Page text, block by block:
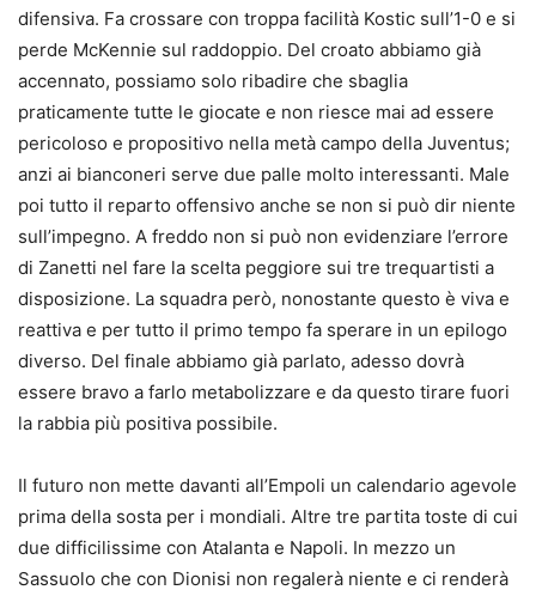
difensiva. Fa crossare con troppa facilità Kostic sull’1-0 e si
perde McKennie sul raddoppio. Del croato abbiamo già
accennato, possiamo solo ribadire che sbaglia
praticamente tutte le giocate e non riesce mai ad essere
pericoloso e propositivo nella metà campo della Juventus;
anzi ai bianconeri serve due palle molto interessanti. Male
poi tutto il reparto offensivo anche se non si può dir niente
sull’impegno. A freddo non si può non evidenziare l’errore
di Zanetti nel fare la scelta peggiore sui tre trequartisti a
disposizione. La squadra però, nonostante questo è viva e
reattiva e per tutto il primo tempo fa sperare in un epilogo
diverso. Del finale abbiamo già parlato, adesso dovrà
essere bravo a farlo metabolizzare e da questo tirare fuori
la rabbia più positiva possibile.
Il futuro non mette davanti all’Empoli un calendario agevole
prima della sosta per i mondiali. Altre tre partita toste di cui
due difficilissime con Atalanta e Napoli. In mezzo un
Sassuolo che con Dionisi non regalerà niente e ci renderà